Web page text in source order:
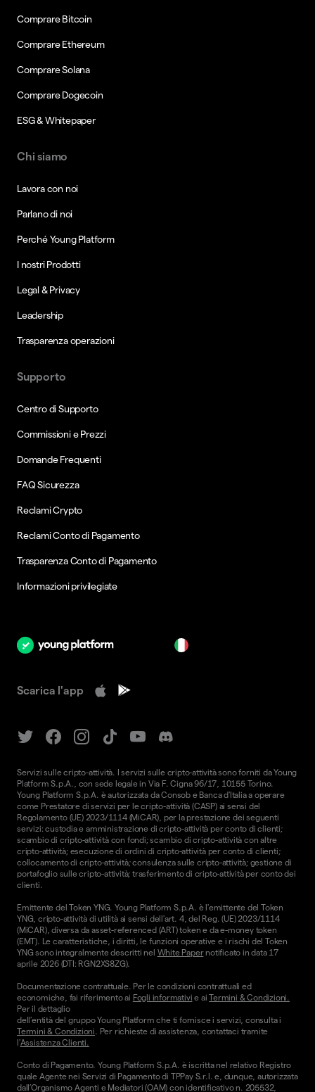
Comprare Bitcoin
Comprare Ethereum
Comprare Solana
Comprare Dogecoin
ESG & Whitepaper
Chi siamo
Lavora con noi
Parlano di noi
Perché Young Platform
I nostri Prodotti
Legal & Privacy
Leadership
Trasparenza operazioni
Supporto
Centro di Supporto
Commissioni e Prezzi
Domande Frequenti
FAQ Sicurezza
Reclami Crypto
Reclami Conto di Pagamento
Trasparenza Conto di Pagamento
Informazioni privilegiate
Scarica l'app
Servizi sulle cripto-attività. I servizi sulle cripto-attività sono forniti da Young
Platform S.p.A., con sede legale in Via F. Cigna 96/17, 10155 Torino.
Young Platform S.p.A. è autorizzata da Consob e Banca d'Italia a operare
come Prestatore di servizi per le cripto-attività (CASP) ai sensi del
Regolamento (UE) 2023/1114 (MiCAR), per la prestazione dei seguenti
servizi: custodia e amministrazione di cripto-attività per conto di clienti;
scambio di cripto-attività con fondi; scambio di cripto-attività con altre
cripto-attività; esecuzione di ordini di cripto-attività per conto di clienti;
collocamento di cripto-attività; consulenza sulle cripto-attività; gestione di
portafoglio sulle cripto-attività; trasferimento di cripto-attività per conto dei
clienti.
Emittente del Token YNG. Young Platform S.p.A. è l'emittente del Token
YNG, cripto-attività di utilità ai sensi dell'art. 4, del Reg. (UE) 2023/1114
(MiCAR), diversa da asset-referenced (ART) token e da e-money token
(EMT). Le caratteristiche, i diritti, le funzioni operative e i rischi del Token
YNG sono integralmente descritti nel White Papernotificato in data 17
aprile 2026 (DTI: RGN2XS8ZG).
Documentazione contrattuale. Per le condizioni contrattuali ed
economiche, fai riferimento ai Fogli informativi e aiTermini & Condizioni.
Per il dettaglio
dell'entità del gruppo Young Platform che ti fornisce i servizi, consulta i
Termini & Condizioni. Per richieste di assistenza, contattaci tramite
l'Assistenza Clienti.
Conto di Pagamento. Young Platform S.p.A. è iscritta nel relativo Registro
quale Agente nei Servizi di Pagamento di TPPay S.r.l. e, dunque, autorizzata
dall’Organismo Agenti e Mediatori (OAM) con identificativo n. 205532,